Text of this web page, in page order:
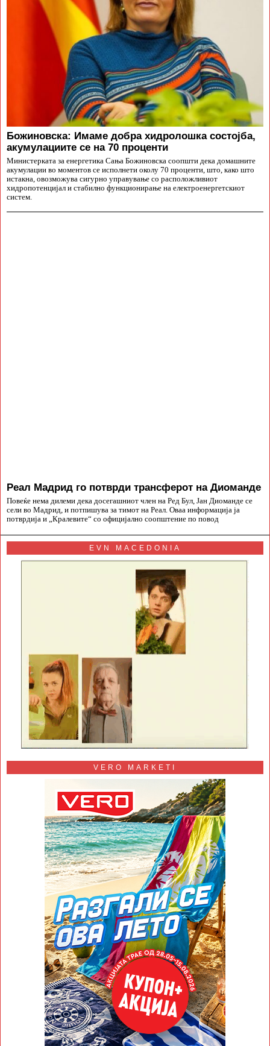
Божиновска: Имаме добра хидролошка состојба,
акумулациите се на 70 проценти
Министерката за енергетика Сања Божиновска соопшти дека домашните
акумулации во моментов се исполнети околу 70 проценти, што, како што
истакна, овозможува сигурно управување со расположливиот
хидропотенцијал и стабилно функционирање на електроенергетскиот
систем.
Реал Мадрид го потврди трансферот на Диоманде
Повеќе нема дилеми дека досегашниот член на Ред Бул, Јан Диоманде се
сели во Мадрид, и потпишува за тимот на Реал. Оваа информација ја
потврдија и „Кралевите“ со официјално соопштение по повод
EVN MACEDONIA
VERO MARKETI